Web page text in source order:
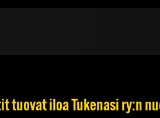
tuovat iloa Tukenasi ry:n